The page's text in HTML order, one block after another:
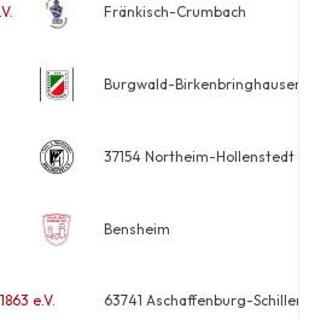
Fränkisch-Crumbach
Burgwald-Birkenbringhausen
37154 Northeim-Hollenstedt
Bensheim
e.V. 63741 Aschaffenburg-